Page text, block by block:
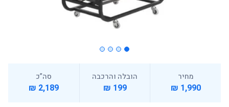
מחיר
1,990 ₪
הובלה והרכבה
199 ₪
סה”כ
2,189 ₪